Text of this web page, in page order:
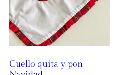
en
de
Cuello quita y pon